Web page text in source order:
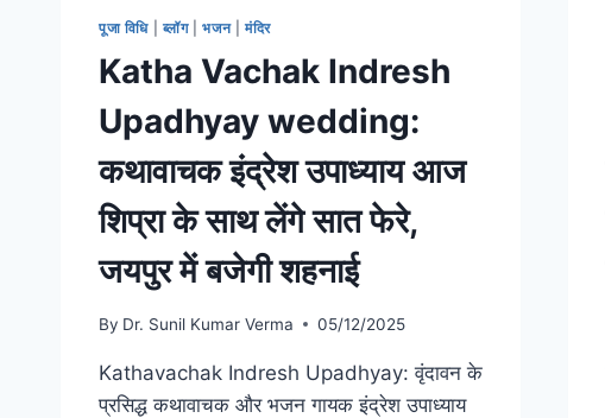
पूजा विधि| ब्लॉग|भजन| मंदिर
Katha Vachak Indresh
Upadhyay wedding:
कथावाचक इंद्रेश उपाध्याय आज
शिप्रा के साथ लेंगे सात फेरे,
जयपुर में बजेगी शहनाई
By Dr. Sunil Kumar Verma 05/12/2025
Kathavachak Indresh Upadhyay: वृंदावन के
प्रसिद्ध कथावाचक और भजन गायक इंद्रेश उपाध्याय